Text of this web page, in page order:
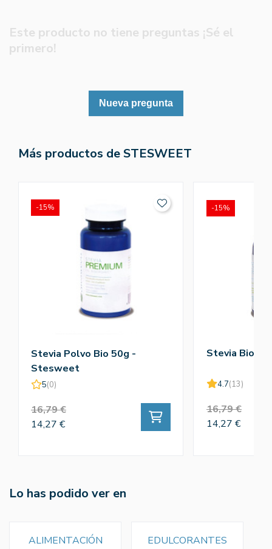
Este producto no tiene preguntas ¡Sé el
primero!
Nueva pregunta
Más productos de STESWEET
Stevia Polvo Bio 50g -
Stesweet
5(0)
16,79 €
14,27 €
-15%
Stevia Bio
4.7(13)
16,79 €
14,27 €
-15%
Lo has podido ver en
ALIMENTACIÓN EDULCORANTES